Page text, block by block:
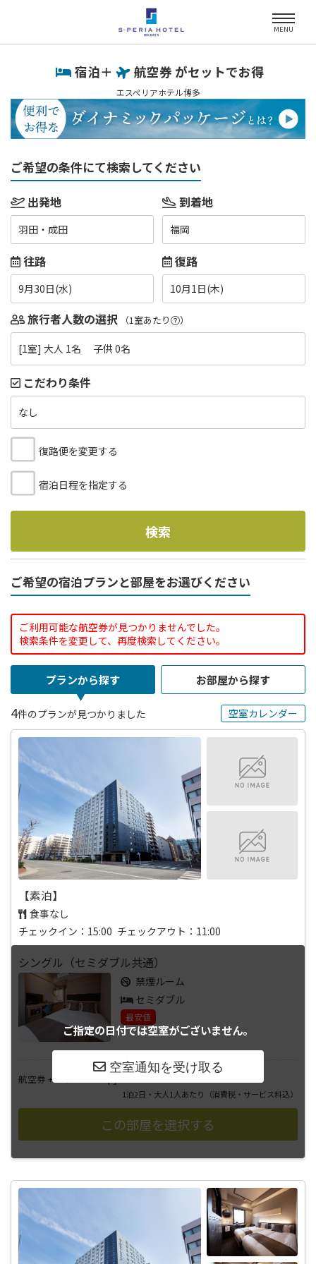
MENU
宿泊＋ 航空券 がセットでお得
エスペリアホテル博多
ご希望の条件にて検索してください
出発地
羽田・成田
到着地
福岡
往路
9月30日(水)
復路
10月1日(木)
旅行者人数の選択 （1室あたり ）
[1室] 大人 1名 子供 0名
こだわり条件
なし
復路便を変更する
宿泊日程を指定する
検索
ご希望の宿泊プランと部屋をお選びください
ご利用可能な航空券が見つかりませんでした。
検索条件を変更して、再度検索してください。
プランから探す お部屋から探す
4件のプランが見つかりました 空室カレンダー
【素泊】
食事なし
チェックイン：15:00 チェックアウト：11:00
ご指定の日付では空室がございません。
シングル（セミダブル共通）
禁煙ルーム
セミダブル
最安値
航空券 + ホテル ――――円
1泊2日・大人1人あたり （消費税・サービス料込）